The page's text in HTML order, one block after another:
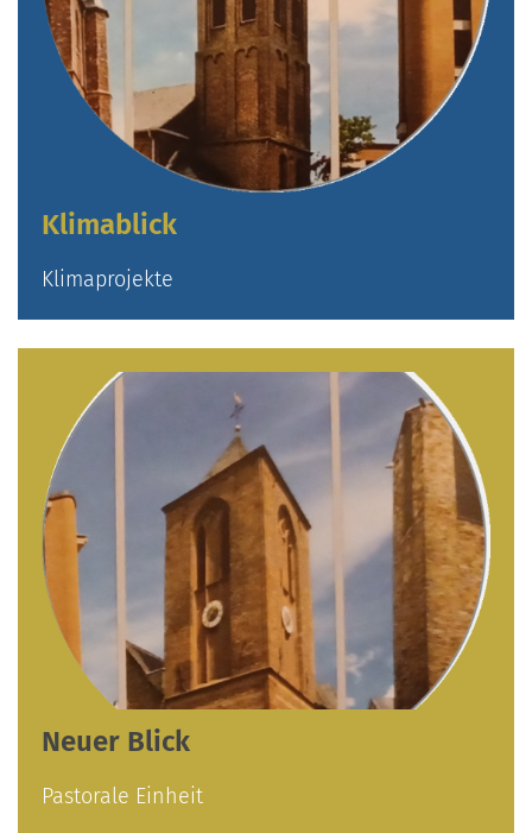
Klimablick
Klimaprojekte
Neuer Blick
Pastorale Einheit